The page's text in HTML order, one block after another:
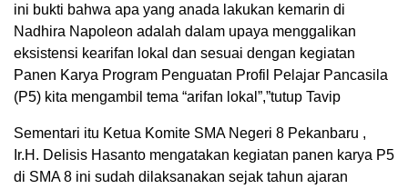
ini bukti bahwa apa yang anada lakukan kemarin di
Nadhira Napoleon adalah dalam upaya menggalikan
eksistensi kearifan lokal dan sesuai dengan kegiatan
Panen Karya Program Penguatan Profil Pelajar Pancasila
(P5) kita mengambil tema “arifan lokal”,”tutup Tavip
Sementari itu Ketua Komite SMA Negeri 8 Pekanbaru ,
Ir.H. Delisis Hasanto mengatakan kegiatan panen karya P5
di SMA 8 ini sudah dilaksanakan sejak tahun ajaran